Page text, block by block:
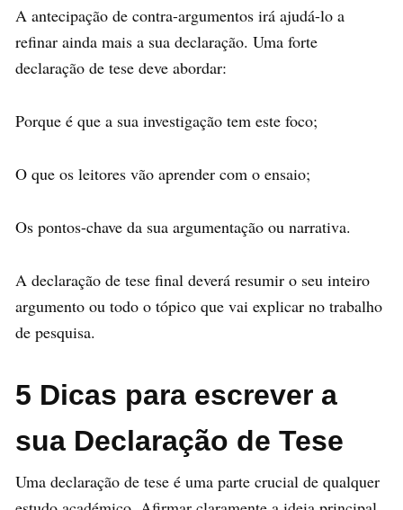
A antecipação de contra-argumentos irá ajudá-lo a
refinar ainda mais a sua declaração. Uma forte
declaração de tese deve abordar:
Porque é que a sua investigação tem este foco;
O que os leitores vão aprender com o ensaio;
Os pontos-chave da sua argumentação ou narrativa.
A declaração de tese final deverá resumir o seu inteiro
argumento ou todo o tópico que vai explicar no trabalho
de pesquisa.
5 Dicas para escrever a
sua Declaração de Tese
Uma declaração de tese é uma parte crucial de qualquer